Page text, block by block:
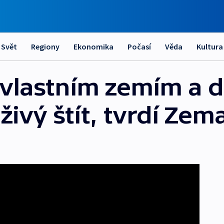
Svět Regiony Ekonomika Počasí Věda Kultura
zemím a
štít, tvrdí